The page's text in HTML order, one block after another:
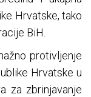
Hrvatske, tako
BiH.
protivljenje
Hrvatske u
za zbrinjavanje